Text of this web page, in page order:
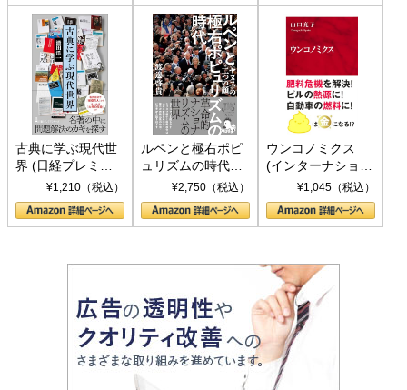
古典に学ぶ現代世
界 (日経プレミア
シリーズ)¥1,210（税込）
ルペンと極右ポピ
ュリズムの時代：
〈ヤヌス〉の二つ
の顔
¥2,750（税込）
ウンコノミクス
(インターナショナ
ル新書)¥1,045（税込）